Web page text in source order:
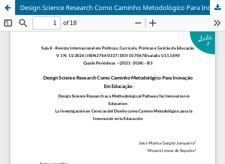
Design Science Research Como Caminho Metodológico Para Inovação Em Educação